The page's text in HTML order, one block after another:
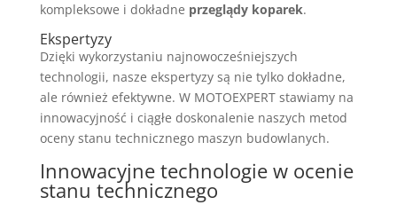
kompleksowe i dokładne przeglądy koparek.
Ekspertyzy
Dzięki wykorzystaniu najnowocześniejszych
technologii, nasze ekspertyzy są nie tylko dokładne,
ale również efektywne. W MOTOEXPERT stawiamy na
innowacyjność i ciągłe doskonalenie naszych metod
oceny stanu technicznego maszyn budowlanych.
Innowacyjne technologie w ocenie
stanu technicznego